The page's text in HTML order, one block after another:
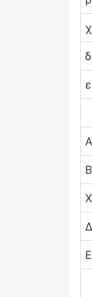
χ
δ
ε
Α
Β
Χ
Δ
Ε